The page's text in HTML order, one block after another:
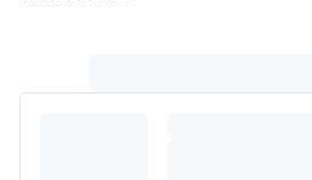
BISABOLOL. CAPRYLYL GLYCOL.